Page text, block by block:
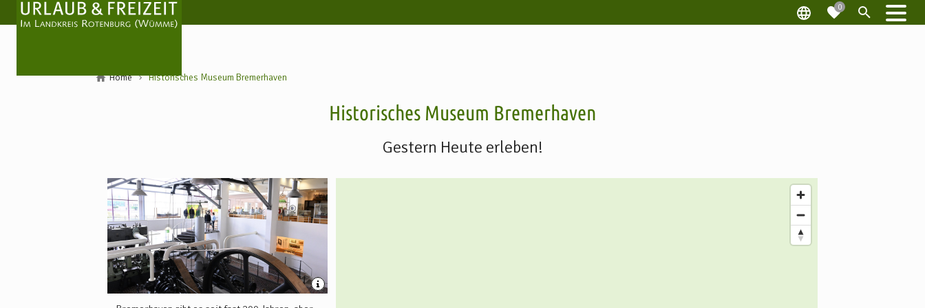
Home Historisches Museum Bremerhaven
Historisches Museum Bremerhaven
Gestern Heute erleben!